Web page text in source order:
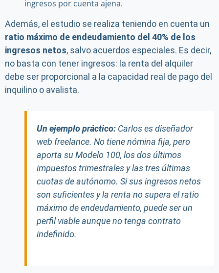
ingresos por cuenta ajena.
Además, el estudio se realiza teniendo en cuenta un
ratio máximo de endeudamiento del 40% de los
ingresos netos, salvo acuerdos especiales. Es decir,
no basta con tener ingresos: la renta del alquiler
debe ser proporcional a la capacidad real de pago del
inquilino o avalista.
Un ejemplo práctico: Carlos es diseñador
web freelance. No tiene nómina fija, pero
aporta su Modelo 100, los dos últimos
impuestos trimestrales y las tres últimas
cuotas de autónomo. Si sus ingresos netos
son suficientes y la renta no supera el ratio
máximo de endeudamiento, puede ser un
perfil viable aunque no tenga contrato
indefinido.